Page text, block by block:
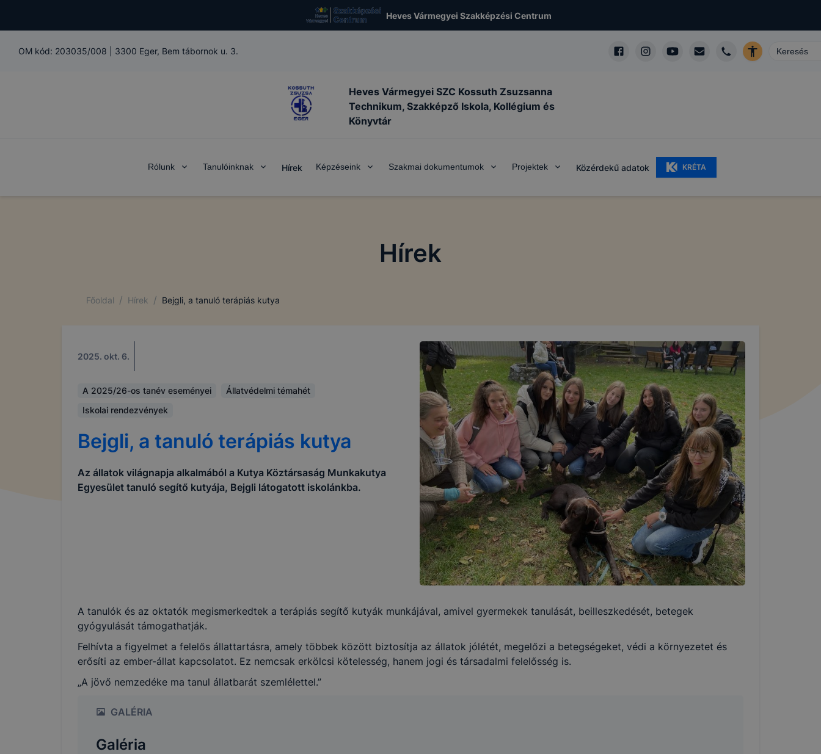
Heves Vármegyei Szakképzési Centrum
OM kód: 203035/008 3300 Eger, Bem tábornok u. 3.
Heves Vármegyei SZC Kossuth Zsuzsanna
Technikum, Szakképző Iskola, Kollégium és
Könyvtár
Rólunk Tanulóinknak Hírek Képzéseink Szakmai dokumentumok Projektek Közérdekű adatok KRÉTA
Hírek
Főoldal / Hírek / Bejgli, a tanuló terápiás kutya
2025. okt. 6.
A 2025/26-os tanév eseményei
Állatvédelmi témahét
Iskolai rendezvények
Bejgli, a tanuló terápiás kutya
Az állatok világnapja alkalmából a Kutya Köztársaság Munkakutya
Egyesület tanuló segítő kutyája, Bejgli látogatott iskolánkba.
A tanulók és az oktatók megismerkedtek a terápiás segítő kutyák munkájával, amivel gyermekek tanulását, beilleszkedését, betegek
gyógyulását támogathatják.
Felhívta a figyelmet a felelős állattartásra, amely többek között biztosítja az állatok jólétét, megelőzi a betegségeket, védi a környezetet és
erősíti az ember-állat kapcsolatot. Ez nemcsak erkölcsi kötelesség, hanem jogi és társadalmi felelősség is.
„A jövő nemzedéke ma tanul állatbarát szemlélettel.”
GALÉRIA
Galéria